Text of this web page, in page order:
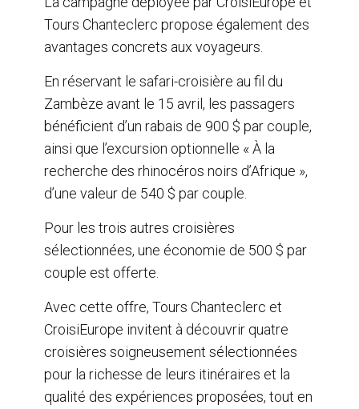
Tours Chanteclerc propose également des
avantages concrets aux voyageurs.
En réservant le safari-croisière au fil du
Zambèze avant le 15 avril, les passagers
bénéficient d’un rabais de 900 $ par couple,
ainsi que l’excursion optionnelle « À la
recherche des rhinocéros noirs d’Afrique »,
d’une valeur de 540 $ par couple.
Pour les trois autres croisières
sélectionnées, une économie de 500 $ par
couple est offerte.
Avec cette offre, Tours Chanteclerc et
CroisiEurope invitent à découvrir quatre
croisières soigneusement sélectionnées
pour la richesse de leurs itinéraires et la
qualité des expériences proposées, tout en